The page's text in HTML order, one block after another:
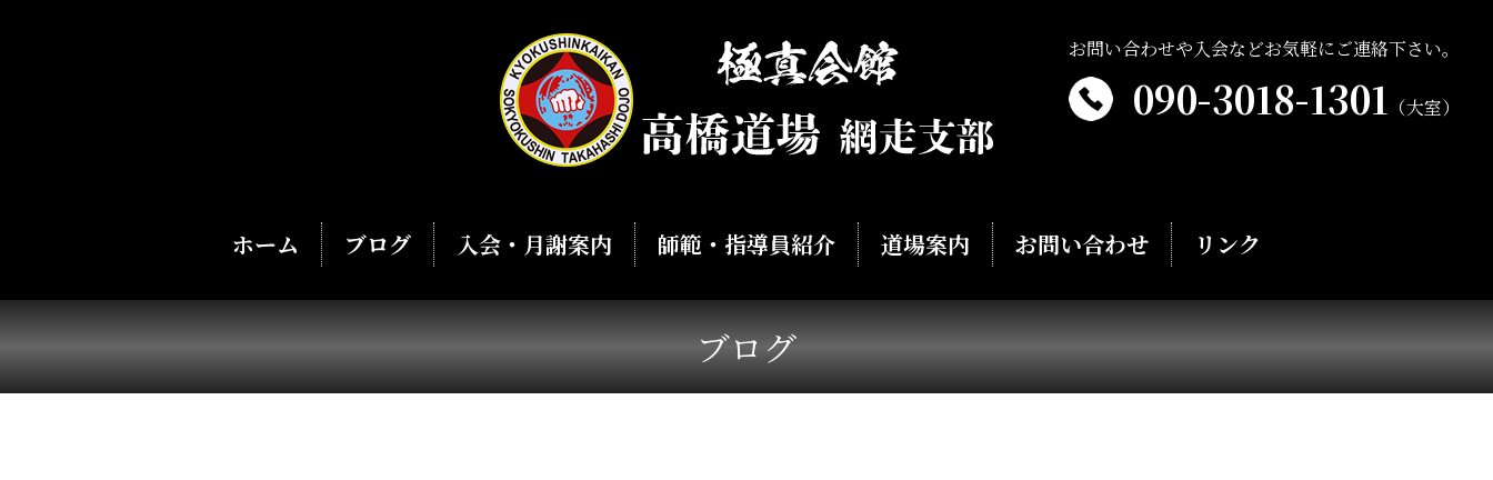
お問い合わせや入会などお気軽にご連絡下さい。
090-3018-1301 （大室）
ホーム ブログ 入会・月謝案内 師範・指導員紹介 道場案内 お問い合わせ リンク
ブログ